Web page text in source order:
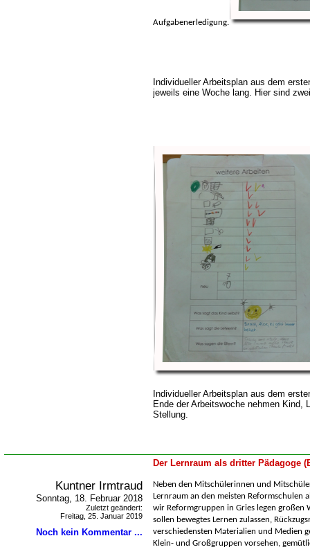
Aufgabenerledigung.
Individueller Arbeitsplan aus dem
jeweils eine Woche lang. Hier sind
Individueller Arbeitsplan aus dem
Ende der Arbeitswoche nehmen Kind,
Stellung.
Der Lernraum als dritter Pädagoge
Kuntner Irmtraud
Sonntag, 18. Februar 2018
Zuletzt geändert:
Freitag, 25. Januar 2019
Noch kein Kommentar ...
Neben den Mitschülerinnen und
Lernraum an den meisten Reformschulen
wir Reformgruppen in Gries legen großen
sollen bewegtes Lernen zulassen,
verschiedensten Materialien und Medien
Klein- und Großgruppen vorsehen,